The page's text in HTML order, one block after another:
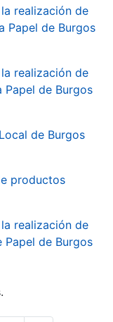
realización de
Papel de Burgos
realización de
de Burgos
de Burgos
productos
realización de
de Burgos